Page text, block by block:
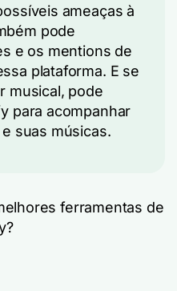
ameaças à
pode
e os mentions de
plataforma. E se
musical, pode
para acompanhar
suas músicas.
ferramentas de